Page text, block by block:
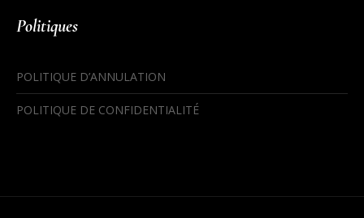
Politiques
POLITIQUE D’ANNULATION
POLITIQUE DE CONFIDENTIALITÉ